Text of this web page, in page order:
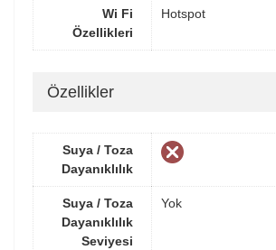
Wi Fi
Özellikleri
Hotspot
Özellikler
Suya / Toza
Dayanıklılık
Suya / Toza
Dayanıklılık
Seviyesi
Yok